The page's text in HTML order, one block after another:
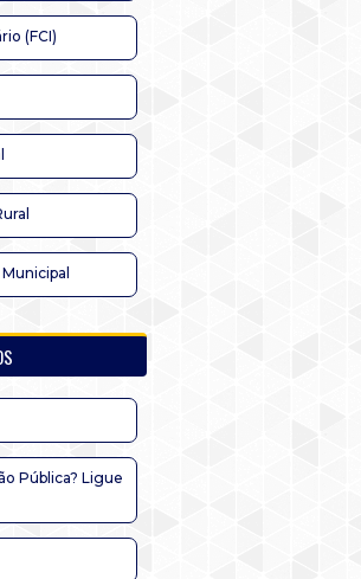
(FCI)
Pública? Ligue